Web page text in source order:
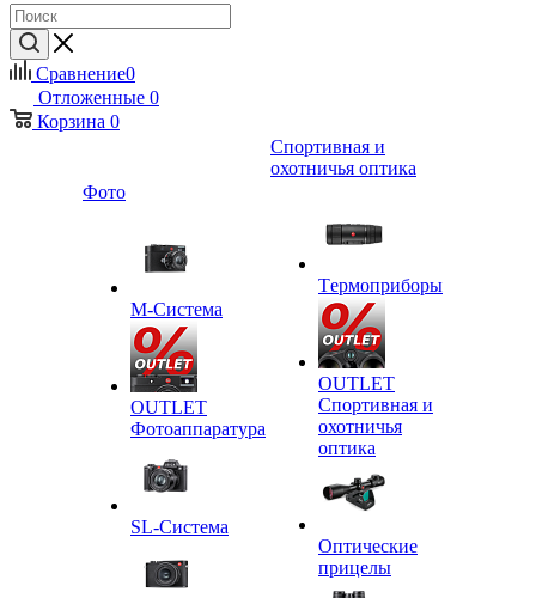
Сравнение0
Отложенные 0
Корзина 0
Фото
M-Система
OUTLET
Фотоаппаратура
SL-Система
Спортивная и
охотничья оптика
Tермоприборы
OUTLET
Спортивная и
охотничья
оптика
Оптические
прицелы